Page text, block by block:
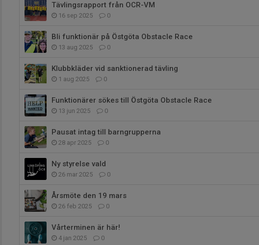
Tävlingsrapport från OCR-VM
16 sep 2025 0
Bli funktionär på Östgöta Obstacle Race
13 aug 2025 0
Klubbkläder vid sanktionerad tävling
1 aug 2025 0
Funktionärer sökes till Östgöta Obstacle Race
13 jun 2025 0
Pausat intag till barngrupperna
28 apr 2025 0
Ny styrelse vald
26 mar 2025 0
Årsmöte den 19 mars
26 feb 2025 0
Vårterminen är här!
4 jan 2025 0